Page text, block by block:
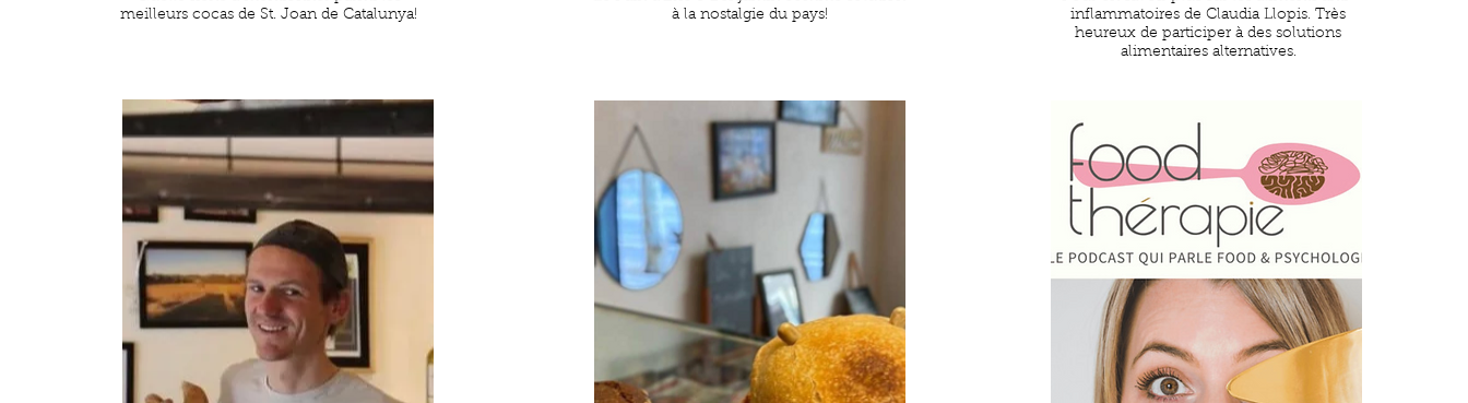
meilleurs cocas de St. Joan de Catalunya!
à la nostalgie du pays!
inflammatoires de Claudia Llopis. Très
heureux de participer à des solutions
alimentaires alternatives.